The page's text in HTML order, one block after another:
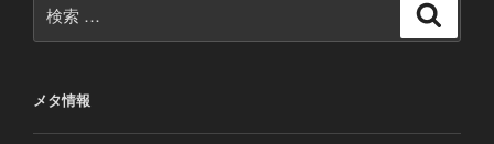
索:
メタ情報